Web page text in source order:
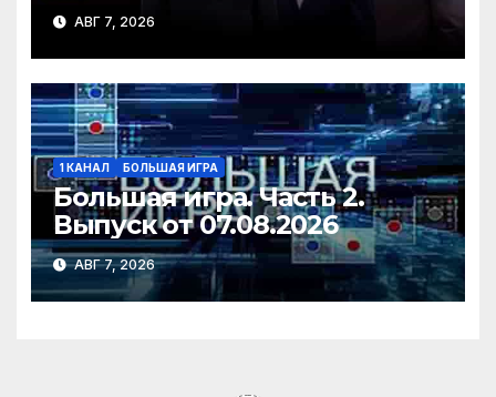
АВГ 7, 2026
1 КАНАЛ БОЛЬШАЯ ИГРА
Большая игра. Часть 2.
Выпуск от 07.08.2026
АВГ 7, 2026